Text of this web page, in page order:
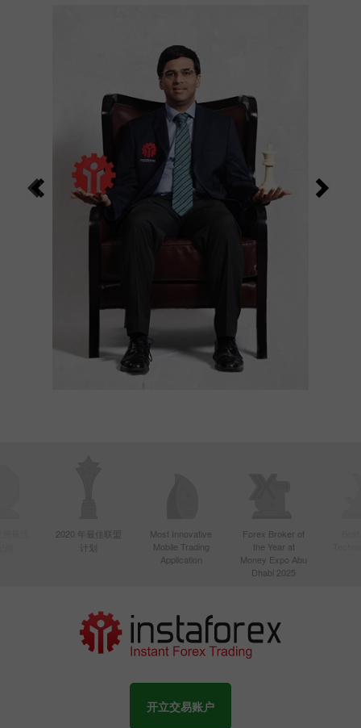
2020 年最佳联盟
计划
Most Innovative
Mobile Trading
Application
Forex Broker of
the Year at
Money Expo Abu
Dhabi 2025
开立交易账户